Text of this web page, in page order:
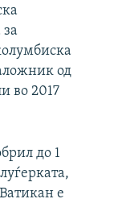
од
во 2017
до 1
е